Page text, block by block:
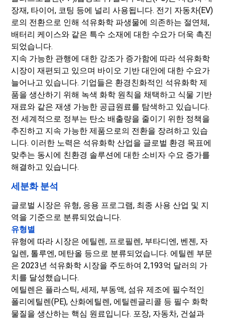
장재, 타이어, 코팅 등에 널리 사용됩니다. 전기 자동차(EV)
로의 전환으로 인해 석유화학 파생물에 의존하는 절연체,
배터리 케이스와 같은 특수 소재에 대한 수요가 더욱 촉진
되었습니다.
지속 가능한 관행에 대한 강조가 증가함에 따라 석유화학
시장이 재편되고 있으며 바이오 기반 대안에 대한 수요가
늘어나고 있습니다. 기업들은 환경친화적인 석유화학 제
품을 생산하기 위해 녹색 화학 원칙을 채택하고 식물 기반
재료와 같은 재생 가능한 공급원료를 탐색하고 있습니다.
전 세계적으로 정부는 탄소 배출량을 줄이기 위한 정책을
추진하고 지속 가능한 제품으로의 전환을 장려하고 있습
니다. 이러한 노력은 석유화학 산업을 글로벌 환경 목표에
맞추는 동시에 친환경 솔루션에 대한 소비자 수요 증가를
해결하고 있습니다.
세분화 분석
글로벌 시장은 유형, 응용 프로그램, 최종 사용 산업 및 지
역을 기준으로 분류되었습니다.
유형별
유형에 따라 시장은 에틸렌, 프로필렌, 부타디엔, 벤젠, 자
일렌, 톨루엔, 메탄올 등으로 분류되었습니다. 에틸렌 부문
은 2023년 석유화학 시장을 주도하여 2,193억 달러의 가
치를 달성했습니다.
에틸렌은 플라스틱, 세제, 부동액, 섬유 제조에 필수적인
폴리에틸렌(PE), 산화에틸렌, 에틸렌글리콜 등 필수 화학
물질을 생산하는 핵심 원료입니다. 포장, 자동차, 건설과